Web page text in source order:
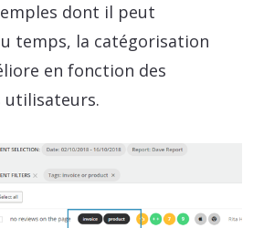
dont il peut
temps, la catégorisation
en fonction des
utilisateurs.